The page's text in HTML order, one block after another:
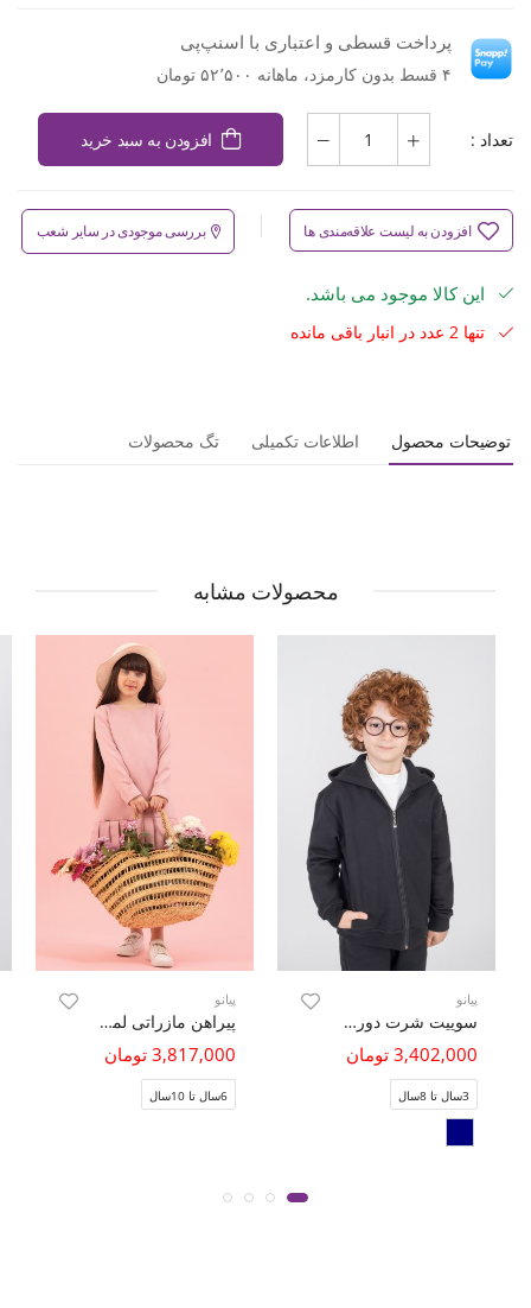
پرداخت قسطی و اعتباری با اسنپ‌پی
۴ قسط بدون کارمزد، ماهانه ۵۲٬۵۰۰ تومان
تعداد : افزودن به سبد خرید
افزودن به لیست علاقه‌مندی ها بررسی موجودی در سایر شعب
این کالا موجود می باشد.
تنها 2 عدد در انبار باقی مانده
توضیحات محصول اطلاعات تکمیلی تگ محصولات
محصولات مشابه
پیانو
سوییت شرت دورس سه نخ فاقد جنسیت (ست با کد 11414)
3,402,000 تومان
3سال تا 8سال
پیانو
پیراهن مازراتی لمه دار آستین بلند
3,817,000 تومان
6سال تا 10سال